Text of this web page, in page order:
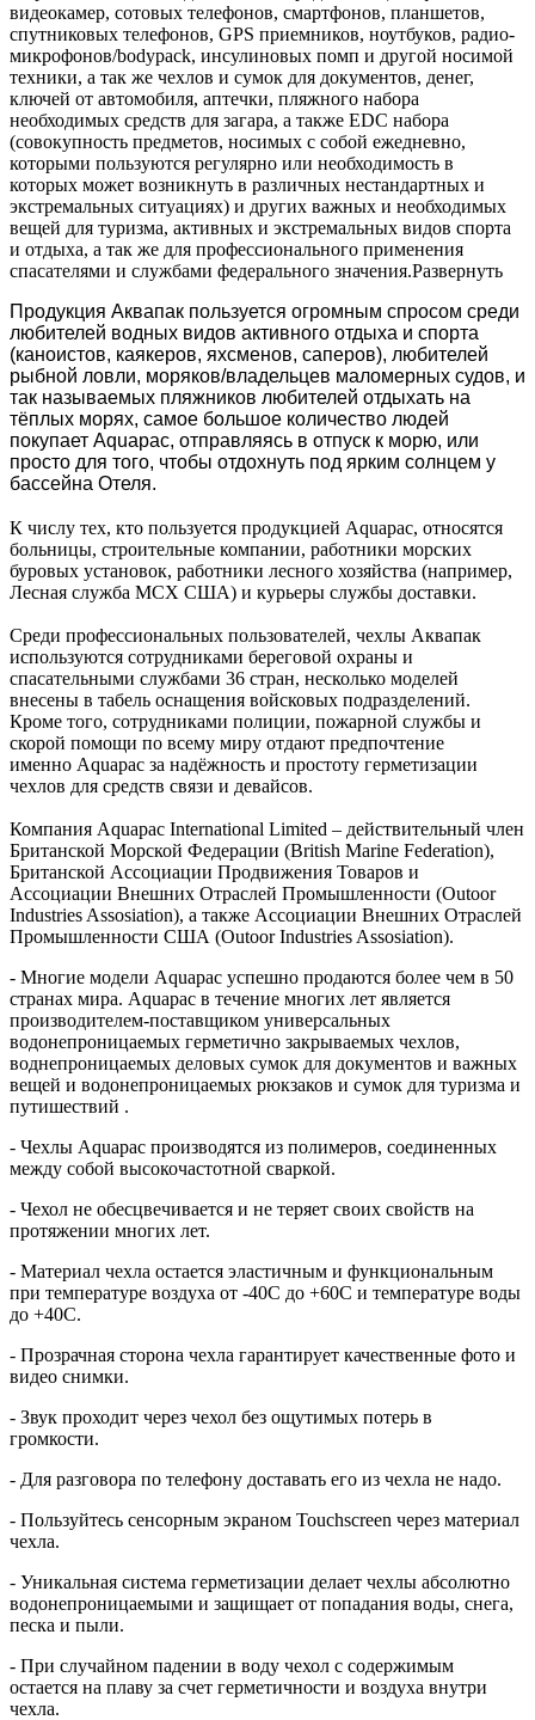
видеокамер, сотовых телефонов, смартфонов, планшетов,
спутниковых телефонов, GPS приемников, ноутбуков, радио-
микрофонов/bodypack, инсулиновых помп и другой носимой
техники, а так же чехлов и сумок для документов, денег,
ключей от автомобиля, аптечки, пляжного набора
необходимых средств для загара, а также EDC набора
(совокупность предметов, носимых с собой ежедневно,
которыми пользуются регулярно или необходимость в
которых может возникнуть в различных нестандартных и
экстремальных ситуациях) и других важных и необходимых
вещей для туризма, активных и экстремальных видов спорта
и отдыха, а так же для профессионального применения
спасателями и службами федерального значения.Развернуть
Продукция Аквапак пользуется огромным спросом среди
любителей водных видов активного отдыха и спорта
(каноистов, каякеров, яхсменов, саперов), любителей
рыбной ловли, моряков/владельцев маломерных судов, и
так называемых пляжников любителей отдыхать на
тёплых морях, самое большое количество людей
покупает Aquapac, отправляясь в отпуск к морю, или
просто для того, чтобы отдохнуть под ярким солнцем у
бассейна Отеля.
К числу тех, кто пользуется продукцией Aquapac, относятся
больницы, строительные компании, работники морских
буровых установок, работники лесного хозяйства (например,
Лесная служба МСХ США) и курьеры службы доставки.
Среди профессиональных пользователей, чехлы Аквапак
используются сотрудниками береговой охраны и
спасательными службами 36 стран, несколько моделей
внесены в табель оснащения войсковых подразделений.
Кроме того, сотрудниками полиции, пожарной службы и
скорой помощи по всему миру отдают предпочтение
именно Aquapac за надёжность и простоту герметизации
чехлов для средств связи и девайсов.
Компания Aquapac International Limited – действительный член
Британской Морской Федерации (British Marine Federation),
Британской Ассоциации Продвижения Товаров и
Ассоциации Внешних Отраслей Промышленности (Outoor
Industries Assosiation), а также Ассоциации Внешних Отраслей
Промышленности США (Outoor Industries Assosiation).
- Многие модели Aquapac успешно продаются более чем в 50
странах мира. Aquapac в течение многих лет является
производителем-поставщиком универсальных
водонепроницаемых герметично закрываемых чехлов,
воднепроницаемых деловых сумок для документов и важных
вещей и водонепроницаемых рюкзаков и сумок для туризма и
путишествий .
- Чехлы Aquapac производятся из полимеров, соединенных
между собой высокочастотной сваркой.
- Чехол не обесцвечивается и не теряет своих свойств на
протяжении многих лет.
- Материал чехла остается эластичным и функциональным
при температуре воздуха от -40C до +60C и температуре воды
до +40C.
- Прозрачная сторона чехла гарантирует качественные фото и
видео снимки.
- Звук проходит через чехол без ощутимых потерь в
громкости.
- Для разговора по телефону доставать его из чехла не надо.
- Пользуйтесь сенсорным экраном Touchscreen через материал
чехла.
- Уникальная система герметизации делает чехлы абсолютно
водонепроницаемыми и защищает от попадания воды, снега,
песка и пыли.
- При случайном падении в воду чехол с содержимым
остается на плаву за счет герметичности и воздуха внутри
чехла.